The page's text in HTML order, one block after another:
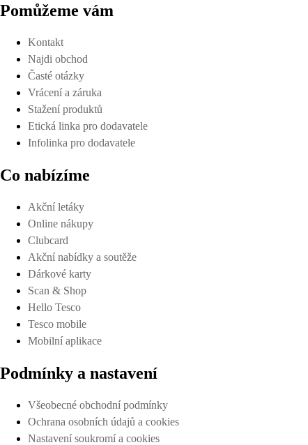
Pomůžeme vám
Kontakt
Najdi obchod
Časté otázky
Vrácení a záruka
Stažení produktů
Etická linka pro dodavatele
Infolinka pro dodavatele
Co nabízíme
Akční letáky
Online nákupy
Clubcard
Akční nabídky a soutěže
Dárkové karty
Scan & Shop
Hello Tesco
Tesco mobile
Mobilní aplikace
Podmínky a nastavení
Všeobecné obchodní podmínky
Ochrana osobních údajů a cookies
Nastavení soukromí a cookies